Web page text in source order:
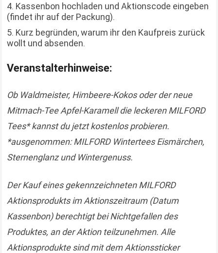
Kassenbon hochladen und Aktionscode eingeben
(findet ihr auf der Packung).
Kurz begründen, warum ihr den Kaufpreis zurück
wollt und absenden.
Veranstalterhinweise:
Ob Waldmeister, Himbeere-Kokos oder der neue
Mitmach-Tee Apfel-Karamell die leckeren MILFORD
Tees* kannst du jetzt kostenlos probieren.
*ausgenommen: MILFORD Wintertees Eismärchen,
Sternenglanz und Wintergenuss.
Der Kauf eines gekennzeichneten MILFORD
Aktionsprodukts im Aktionszeitraum (Datum
Kassenbon) berechtigt bei Nichtgefallen des
Produktes, an der Aktion teilzunehmen. Alle
Aktionsprodukte sind mit dem Aktionssticker